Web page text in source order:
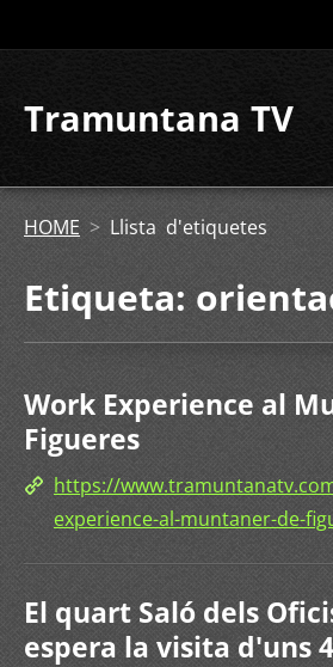
Tramuntana TV
HOME > Llista d'etiquetes
Etiqueta:
Work Experience al
Figueres
https://
experience-al-muntaner-de-
El quart Saló dels
espera la visita d'uns